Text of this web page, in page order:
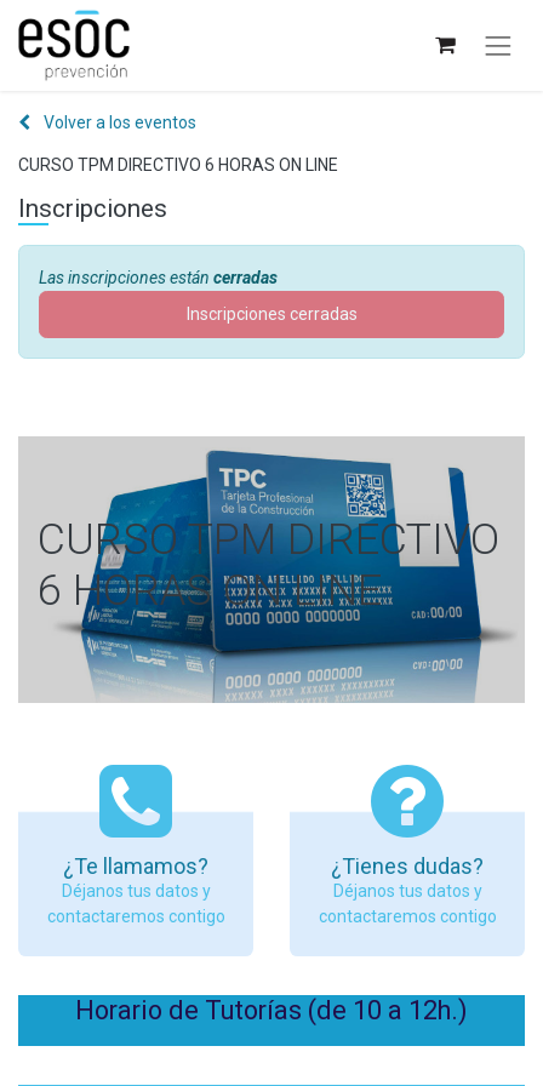
Volver a los eventos
CURSO TPM DIRECTIVO 6 HORAS ON LINE
Inscripciones
Las inscripciones están cerradas
Inscripciones cerradas
CURSO TPM DIRECTIVO
6 HORAS ON LINE
¿Te llamamos?
Déjanos tus datos y
contactaremos contigo
¿Tienes dudas?
Déjanos tus datos y
contactaremos contigo
Horario de Tutorías (de 10 a 12h.)